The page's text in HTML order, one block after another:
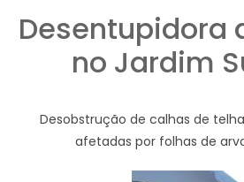
Desentupidora
no Jardim
Desobstrução de calhas de
afetadas por folhas de